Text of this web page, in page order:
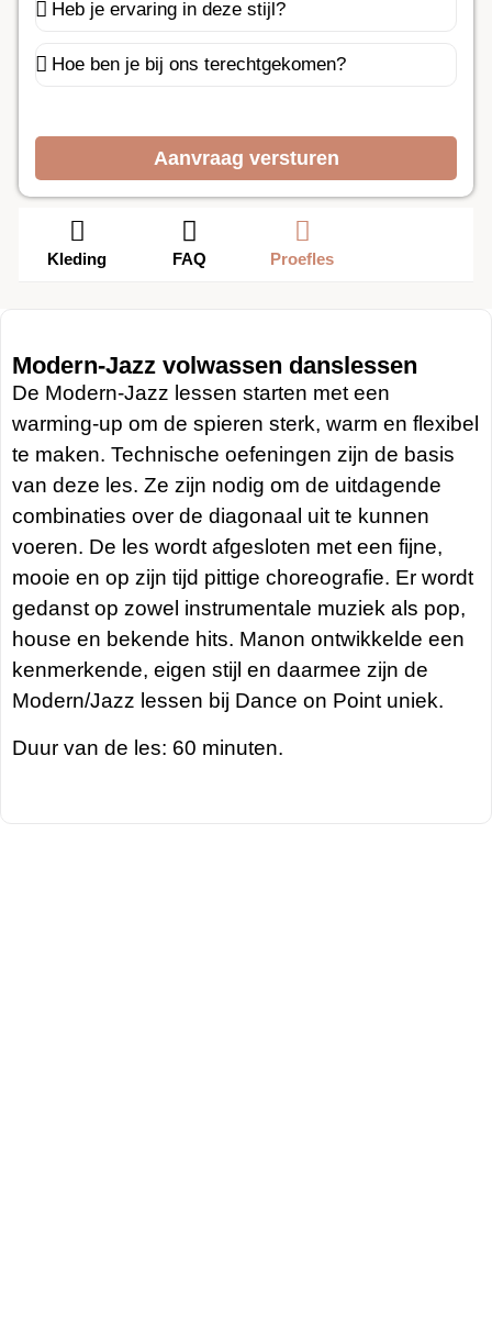
Aanvraag versturen
Kleding FAQ Proefles
Modern-Jazz volwassen danslessen
De Modern-Jazz lessen starten met een
warming-up om de spieren sterk, warm en flexibel
te maken. Technische oefeningen zijn de basis
van deze les. Ze zijn nodig om de uitdagende
combinaties over de diagonaal uit te kunnen
voeren. De les wordt afgesloten met een fijne,
mooie en op zijn tijd pittige choreografie. Er wordt
gedanst op zowel instrumentale muziek als pop,
house en bekende hits. Manon ontwikkelde een
kenmerkende, eigen stijl en daarmee zijn de
Modern/Jazz lessen bij Dance on Point uniek.
Duur van de les: 60 minuten.